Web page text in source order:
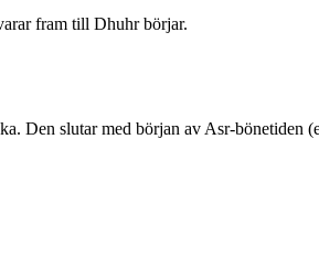
fram till Dhuhr börjar.
Den slutar med början av Asr-bönetiden